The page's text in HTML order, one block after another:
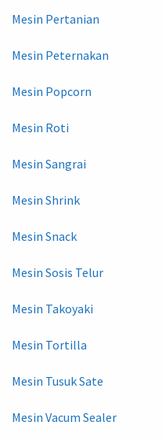
Mesin Pertanian
Mesin Peternakan
Mesin Popcorn
Mesin Roti
Mesin Sangrai
Mesin Shrink
Mesin Snack
Mesin Sosis Telur
Mesin Takoyaki
Mesin Tortilla
Mesin Tusuk Sate
Mesin Vacum Sealer